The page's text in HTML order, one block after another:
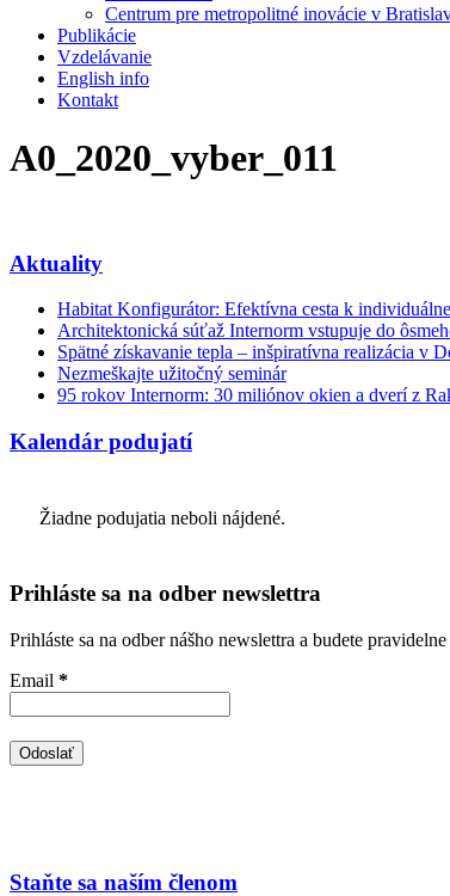
Centrum pre metropolitné inovácie v
Publikácie
Vzdelávanie
English info
Kontakt
A0_2020_vyber_011
Aktuality
Habitat Konfigurátor: Efektívna cesta k
Architektonická súťaž Internorm vstupuje do
Spätné získavanie tepla – inšpiratívna realizácia v
Nezmeškajte užitočný seminár
95 rokov Internorm: 30 miliónov okien a dverí z
Kalendár podujatí
Žiadne podujatia neboli nájdené.
Prihláste sa na odber newslettra
Prihláste sa na odber nášho newslettra a budete
Email *
Staňte sa naším členom